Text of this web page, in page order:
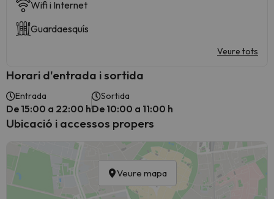
Wifi i Internet
Guardaesquís
Veure tots
Horari d'entrada i sortida
Entrada
De 15:00 a 22:00 h
Sortida
De 10:00 a 11:00 h
Ubicació i accessos propers
Veure mapa